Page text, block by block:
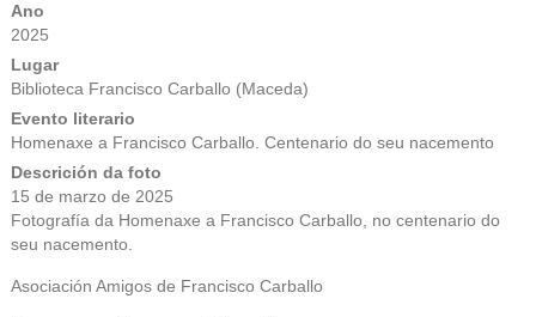
Ano
2025
Lugar
Biblioteca Francisco Carballo (Maceda)
Evento literario
Homenaxe a Francisco Carballo. Centenario do seu nacemento
Descrición da foto
15 de marzo de 2025
Fotografía da Homenaxe a Francisco Carballo, no centenario do
seu nacemento.
Asociación Amigos de Francisco Carballo